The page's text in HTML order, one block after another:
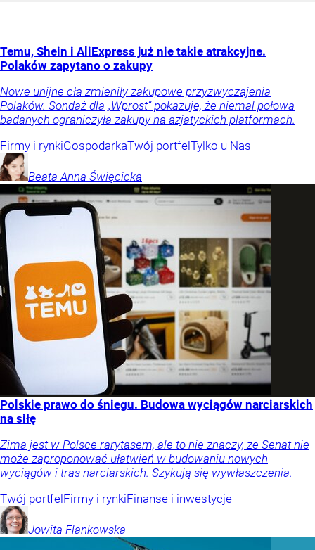
Temu, Shein i AliExpress już nie takie atrakcyjne.
Polaków zapytano o zakupy
Nowe unijne cła zmieniły zakupowe przyzwyczajenia
Polaków. Sondaż dla „Wprost” pokazuje, że niemal połowa
badanych ograniczyła zakupy na azjatyckich platformach.
Firmy i rynkiGospodarkaTwój portfel Tylko u Nas
Beata Anna Święcicka
Polskie prawo do śniegu. Budowa wyciągów narciarskich
na siłę
Zima jest w Polsce rarytasem, ale to nie znaczy, ze Senat nie
może zaproponować ułatwień w budowaniu nowych
wyciągów i tras narciarskich. Szykują się wywłaszczenia.
Twój portfel Firmy i rynkiFinanse i inwestycje
Jowita Flankowska